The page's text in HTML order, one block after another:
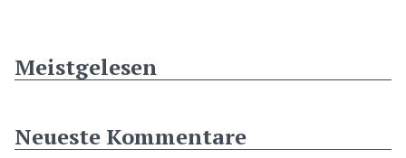
Meistgelesen
Neueste Kommentare